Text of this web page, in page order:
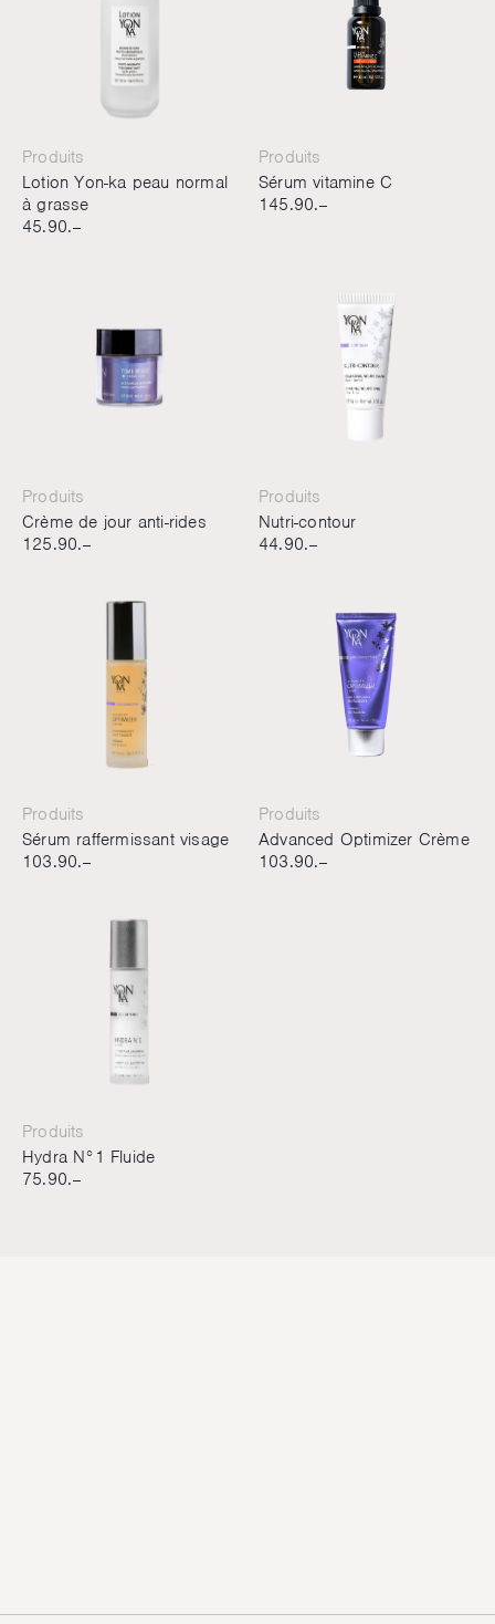
Produits
Lotion Yon-ka peau normal
à grasse
45.90.–
Produits
Sérum vitamine C
145.90.–
Produits
Crème de jour anti-rides
125.90.–
Produits
Nutri-contour
44.90.–
Produits
Sérum raffermissant visage
103.90.–
Produits
Advanced Optimizer Crème
103.90.–
Produits
Hydra N°1 Fluide
75.90.–